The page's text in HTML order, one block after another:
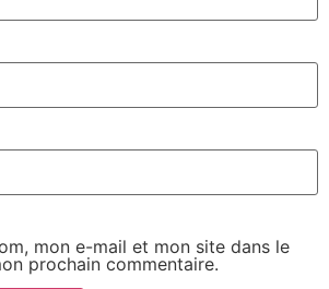
mon e-mail et mon site dans le
prochain commentaire.